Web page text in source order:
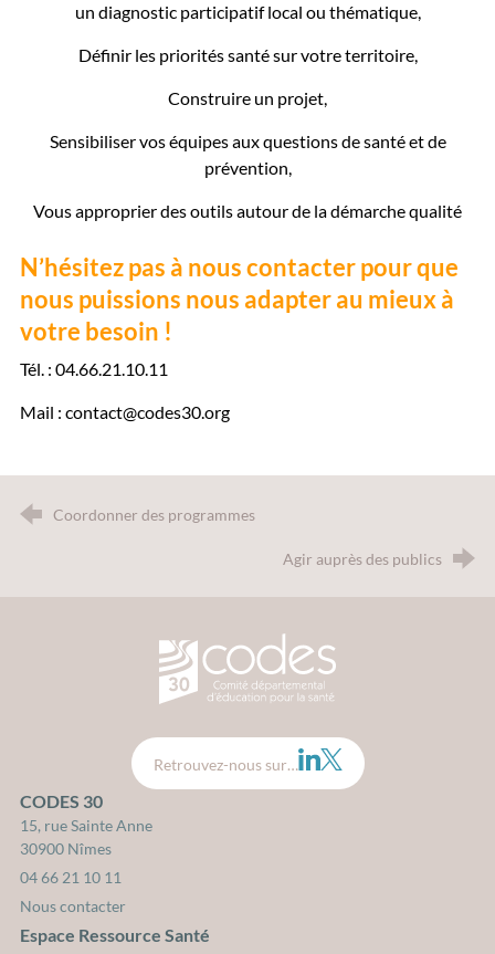
un diagnostic participatif local ou thématique,
Définir les priorités santé sur votre territoire,
Construire un projet,
Sensibiliser vos équipes aux questions de santé et de
prévention,
Vous approprier des outils autour de la démarche qualité
N’hésitez pas à nous contacter pour que
nous puissions nous adapter au mieux à
votre besoin !
Tél. : 04.66.21.10.11
Mail : contact@codes30.org
Coordonner des programmes
Agir auprès des publics
CODES 30 - Comité
Retrouvez-nous sur… LinkedIn
Twitter
CODES 30
15, rue Sainte Anne
30900 Nîmes
04 66 21 10 11
Nous contacter
Espace Ressource Santé